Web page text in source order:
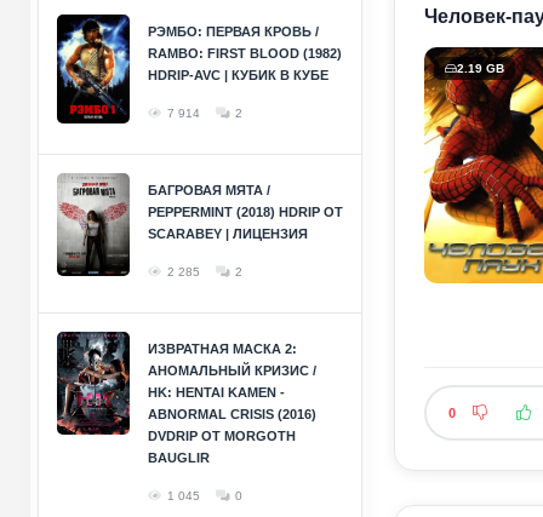
РЭМБО: ПЕРВАЯ КРОВЬ /
RAMBO: FIRST BLOOD (1982)
HDRIP-AVC | КУБИК В КУБЕ
7 914 2
БАГРОВАЯ МЯТА /
PEPPERMINT (2018) HDRIP ОТ
SCARABEY | ЛИЦЕНЗИЯ
2 285 2
ИЗВРАТНАЯ МАСКА 2:
АНОМАЛЬНЫЙ КРИЗИС /
HK: HENTAI KAMEN -
ABNORMAL CRISIS (2016)
DVDRIP ОТ MORGOTH
BAUGLIR
1 045 0
Человек-
2.19 GB
0